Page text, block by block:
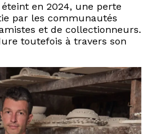
éteint en 2024, une perte
par les communautés
et de collectionneurs.
toutefois à travers son